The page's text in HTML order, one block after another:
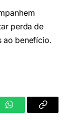
perda de
ao benefício.
WhatsAppCopiar